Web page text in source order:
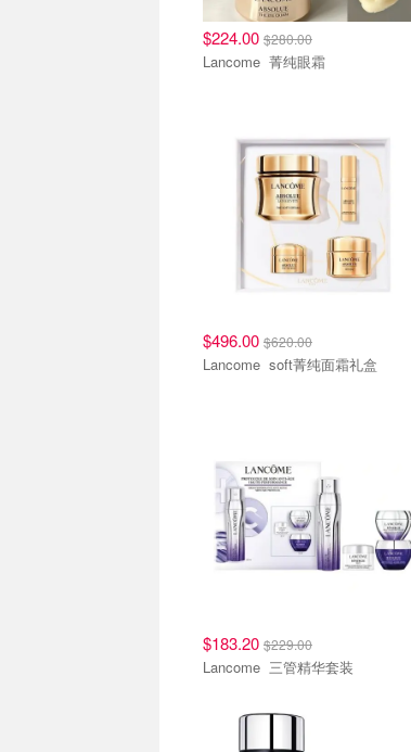
$224.00 $280.00
Lancome 菁纯眼霜
$496.00 $620.00
Lancome soft菁纯面霜礼盒
$183.20 $229.00
Lancome 三管精华套装